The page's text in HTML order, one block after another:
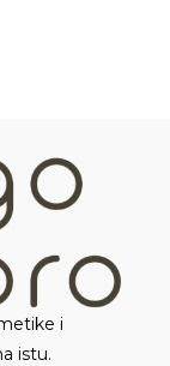
i
istu.